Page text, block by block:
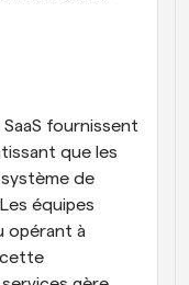
fournissent
que les
de
équipes
opérant à
cette